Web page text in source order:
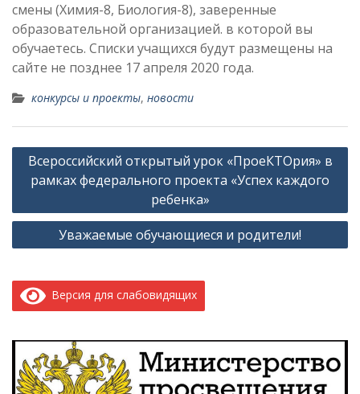
смены (Химия-8, Биология-8), заверенные
образовательной организацией. в которой вы
обучаетесь. Списки учащихся будут размещены на
сайте не позднее 17 апреля 2020 года.
конкурсы и проекты, новости
Навигация
Всероссийский открытый урок «ПроеКТОрия» в
рамках федерального проекта «Успех каждого
ребенка»
Уважаемые обучающиеся и родители!
Версия для слабовидящих